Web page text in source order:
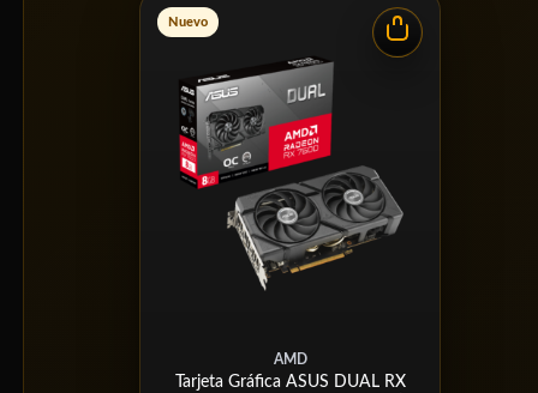
Nuevo
AMD
Tarjeta Gráfica ASUS DUAL RX